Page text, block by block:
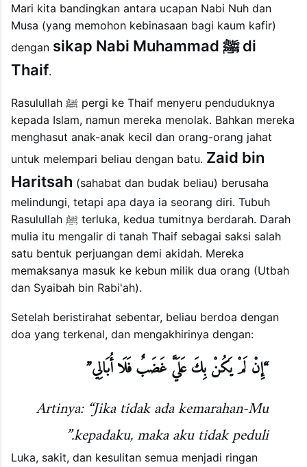
Mari kita bandingkan antara ucapan Nabi Nuh dan
Musa (yang memohon kebinasaan bagi kaum kafir)
dengan sikap Nabi Muhammad ﷺ di
Thaif.
Rasulullah ﷺ pergi ke Thaif menyeru penduduknya
kepada Islam, namun mereka menolak. Bahkan mereka
menghasut anak-anak kecil dan orang-orang jahat
untuk melempari beliau dengan batu. Zaid bin
Haritsah (sahabat dan budak beliau) berusaha
melindungi, tetapi apa daya ia seorang diri. Tubuh
Rasulullah ﷺ terluka, kedua tumitnya berdarah. Darah
mulia itu mengalir di tanah Thaif sebagai saksi salah
satu bentuk perjuangan demi akidah. Mereka
memaksanya masuk ke kebun milik dua orang (Utbah
dan Syaibah bin Rabi'ah).
Setelah beristirahat sebentar, beliau berdoa dengan
doa yang terkenal, dan mengakhirinya dengan:
“إِنْ لَمْ يَكُنْ بِكَ عَلَيَّ غَضَبٌ فَلَا أُبَالِي”
Artinya: “Jika tidak ada kemarahan-Mu
kepadaku, maka aku tidak peduli.”
Luka, sakit, dan kesulitan semua menjadi ringan